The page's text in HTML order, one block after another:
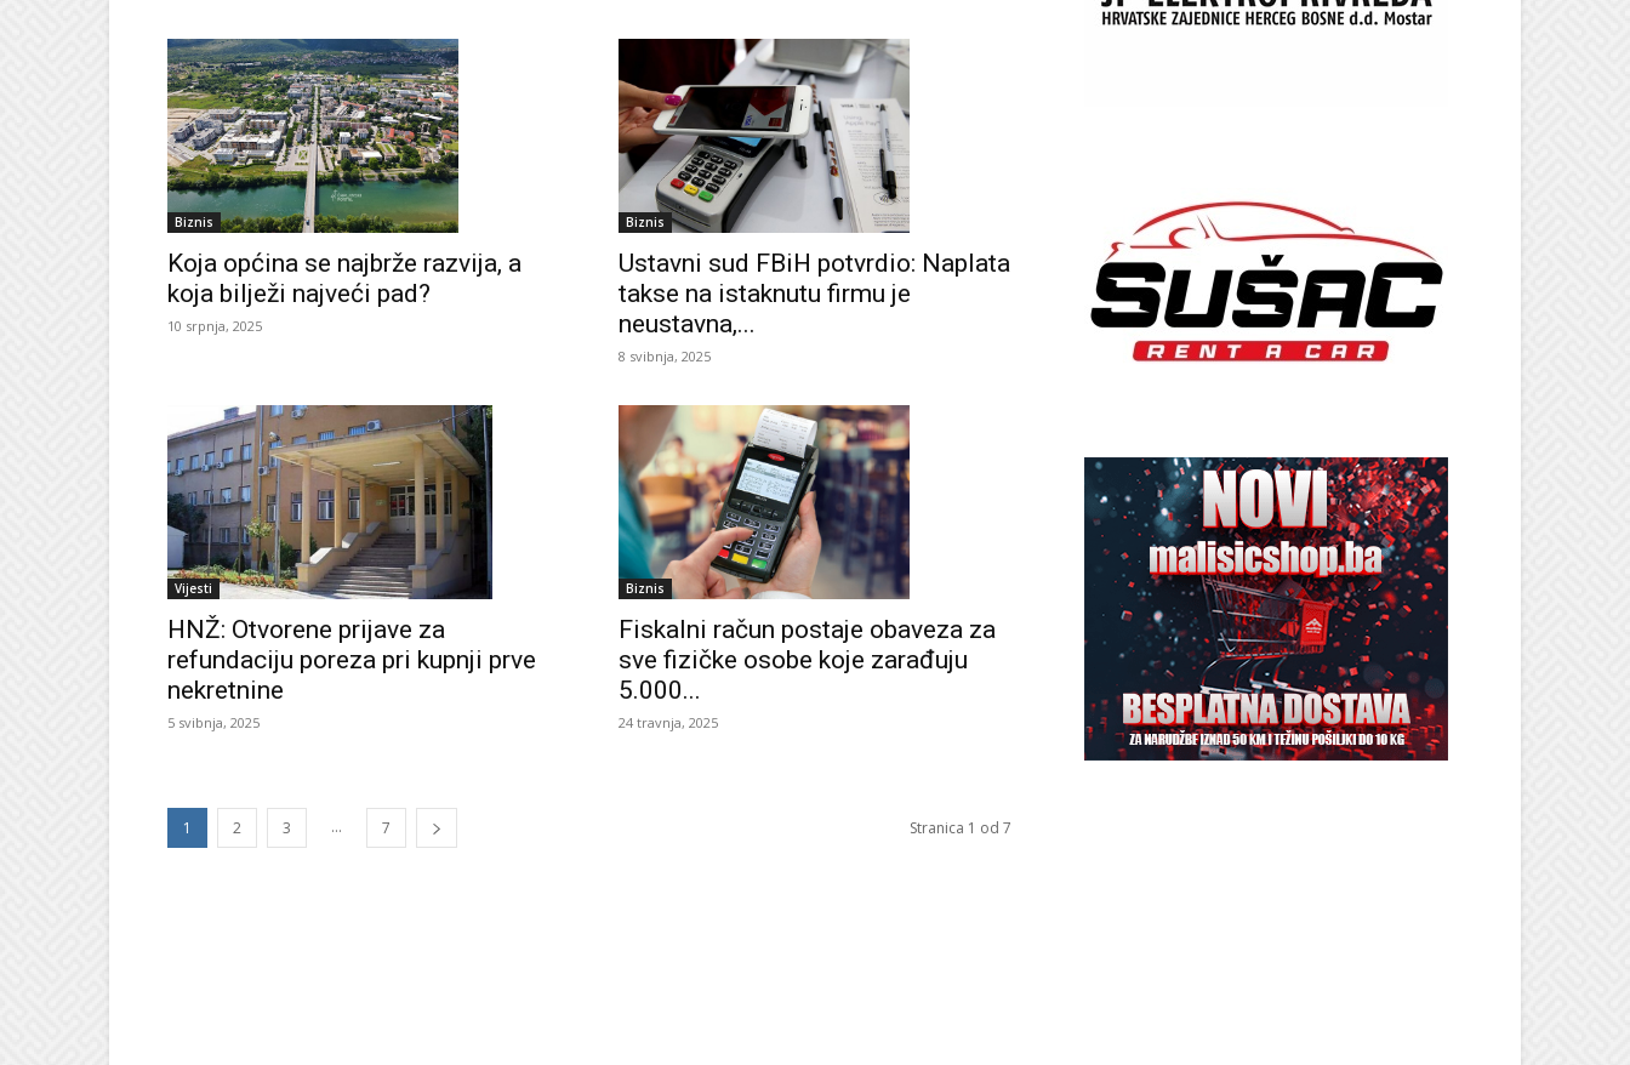
Biznis
Koja općina se najbrže razvija, a
koja bilježi najveći pad?
10 srpnja, 2025
Biznis
Ustavni sud FBiH potvrdio: Naplata
takse na istaknutu firmu je
neustavna,...
8 svibnja, 2025
Vijesti
HNŽ: Otvorene prijave za
refundaciju poreza pri kupnji prve
nekretnine
5 svibnja, 2025
Biznis
Fiskalni račun postaje obaveza za
sve fizičke osobe koje zarađuju
5.000...
24 travnja, 2025
1 2 3 ... 7 Stranica 1 od 7